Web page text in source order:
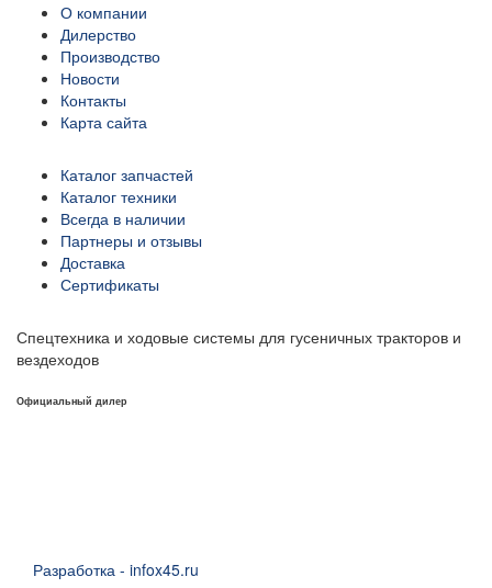
О компании
Дилерство
Производство
Новости
Контакты
Карта сайта
Каталог запчастей
Каталог техники
Всегда в наличии
Партнеры и отзывы
Доставка
Сертификаты
Спецтехника и ходовые системы для гусеничных тракторов и
вездеходов
Официальный дилер
Разработка - infox45.ru